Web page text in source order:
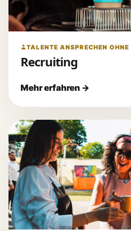
TALENTE ANSPRECHEN
Recruiting